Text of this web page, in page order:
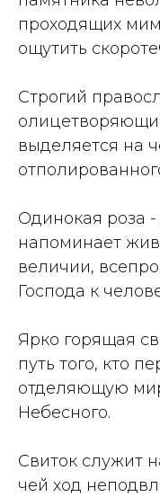
проходящих
ощутить
Строгий
выделяется на
Одинокая роза -
напоминает
величии,
Господа к
Ярко горящая
путь того, кто
отделяющую
Небесного.
Свиток служит
чей ход